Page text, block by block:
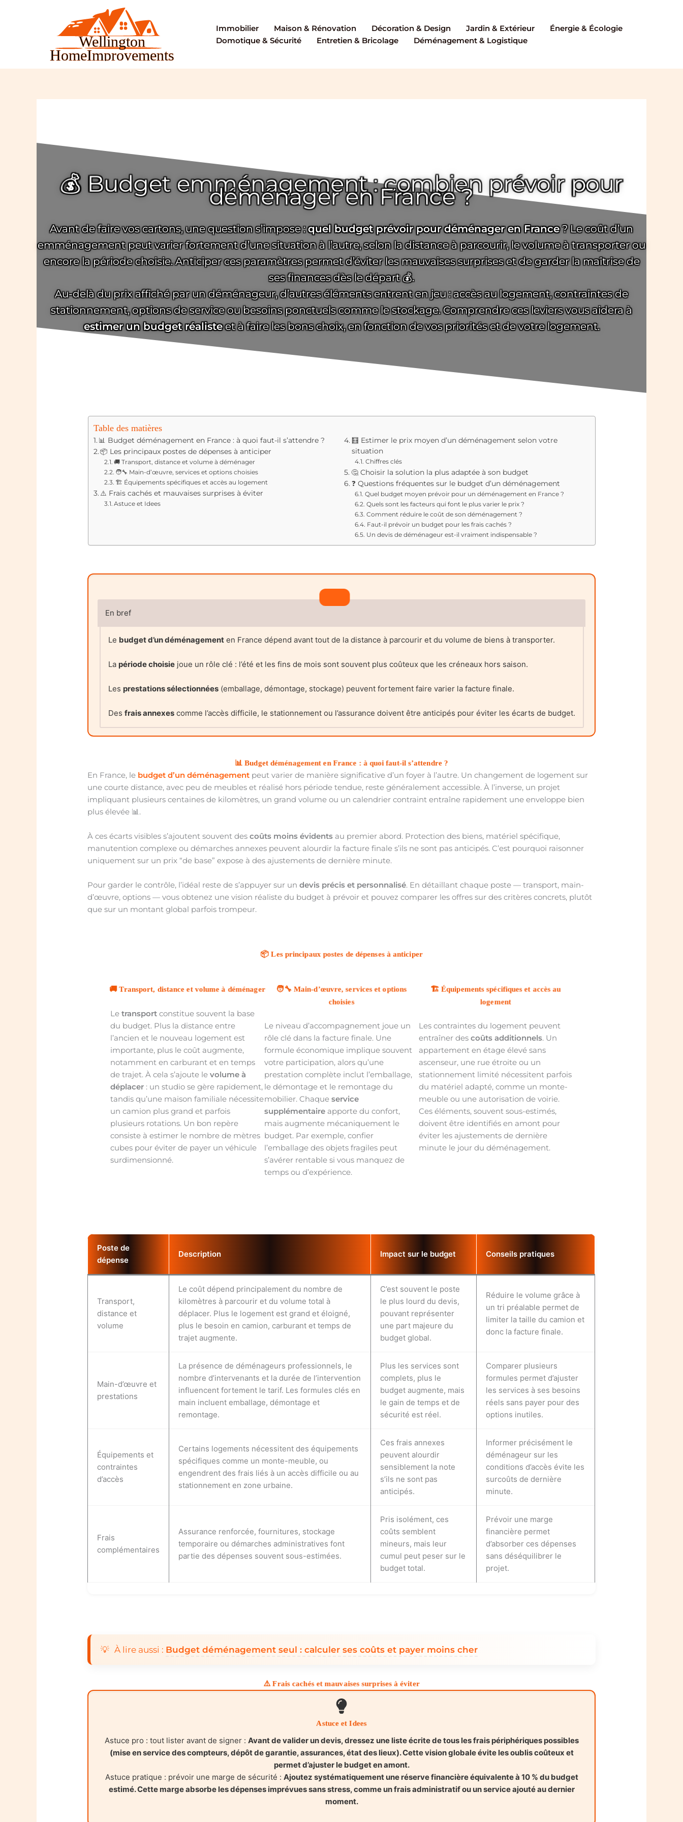
Immobilier Maison & Rénovation Décoration & Design Jardin & Extérieur
Énergie & Écologie
Domotique & Sécurité
Entretien & Bricolage Déménagement & Logistique
💰 Budget emménagement : combien prévoir pour
déménager en France ?
Avant de faire vos cartons, une question s’impose :quel budget prévoir pour déménager en France? Le coût d’un
emménagement peut varier fortement d’une situation à l’autre, selon la distance à parcourir, le volume à transporter ou
encore la période choisie. Anticiper ces paramètres permet d’éviter les mauvaises surprises et de garder la maîtrise de
ses finances dès le départ 💰.
Au-delà du prix affiché par un déménageur, d’autres éléments entrent en jeu : accès au logement, contraintes de
stationnement, options de service ou besoins ponctuels comme le stockage. Comprendre ces leviers vous aidera à
estimer un budget réalisteet à faire les bons choix, en fonction de vos priorités et de votre logement.
Table des matières
📊 Budget déménagement en France : à quoi faut-il s’attendre ?
📦 Les principaux postes de dépenses à anticiper
🚚 Transport, distance et volume à déménager
🧑‍🔧 Main-d’œuvre, services et options choisies
🏗️ Équipements spécifiques et accès au logement
⚠️ Frais cachés et mauvaises surprises à éviter
Astuce et Idees
🧮 Estimer le prix moyen d’un déménagement selon votre
situation
Chiffres clés
🤔 Choisir la solution la plus adaptée à son budget
❓ Questions fréquentes sur le budget d’un déménagement
Quel budget moyen prévoir pour un déménagement en France ?
Quels sont les facteurs qui font le plus varier le prix ?
Comment réduire le coût de son déménagement ?
Faut-il prévoir un budget pour les frais cachés ?
Un devis de déménageur est-il vraiment indispensable ?
En bref
Le budget d’un déménagementen France dépend avant tout de la distance à parcourir et du volume de biens à transporter.
La période choisiejoue un rôle clé : l’été et les fins de mois sont souvent plus coûteux que les créneaux hors saison.
Les prestations sélectionnées(emballage, démontage, stockage) peuvent fortement faire varier la facture finale.
Des frais annexescomme l’accès difficile, le stationnement ou l’assurance doivent être anticipés pour éviter les écarts de budget.
📊 Budget déménagement en France : à quoi faut-il s’attendre ?
En France, le budget d’un déménagement peut varier de manière significative d’un foyer à l’autre. Un changement de logement sur
une courte distance, avec peu de meubles et réalisé hors période tendue, reste généralement accessible. À l’inverse, un projet
impliquant plusieurs centaines de kilomètres, un grand volume ou un calendrier contraint entraîne rapidement une enveloppe bien
plus élevée 📊.
À ces écarts visibles s’ajoutent souvent descoûts moins évidents au premier abord. Protection des biens, matériel spécifique,
manutention complexe ou démarches annexes peuvent alourdir la facture finale s’ils ne sont pas anticipés. C’est pourquoi raisonner
uniquement sur un prix “de base” expose à des ajustements de dernière minute.
Pour garder le contrôle, l’idéal reste de s’appuyer sur undevis précis et personnalisé. En détaillant chaque poste — transport, main-
d’œuvre, options — vous obtenez une vision réaliste du budget à prévoir et pouvez comparer les offres sur des critères concrets, plutôt
que sur un montant global parfois trompeur.
📦 Les principaux postes de dépenses à anticiper
🚚 Transport, distance et volume à déménager
Letransport constitue souvent la base
du budget. Plus la distance entre
l’ancien et le nouveau logement est
importante, plus le coût augmente,
notamment en carburant et en temps
de trajet. À cela s’ajoute levolume à
déplacer : un studio se gère rapidement,
tandis qu’une maison familiale nécessite
un camion plus grand et parfois
plusieurs rotations. Un bon repère
consiste à estimer le nombre de mètres
cubes pour éviter de payer un véhicule
surdimensionné.
🧑‍🔧 Main-d’œuvre, services et options
choisies
Le niveau d’accompagnement joue un
rôle clé dans la facture finale. Une
formule économique implique souvent
votre participation, alors qu’une
prestation complète inclut l’emballage,
le démontage et le remontage du
mobilier. Chaqueservice
supplémentaire apporte du confort,
mais augmente mécaniquement le
budget. Par exemple, confier
l’emballage des objets fragiles peut
s’avérer rentable si vous manquez de
temps ou d’expérience.
🏗️ Équipements spécifiques et accès au
logement
Les contraintes du logement peuvent
entraîner des coûts additionnels. Un
appartement en étage élevé sans
ascenseur, une rue étroite ou un
stationnement limité nécessitent parfois
du matériel adapté, comme un monte-
meuble ou une autorisation de voirie.
Ces éléments, souvent sous-estimés,
doivent être identifiés en amont pour
éviter les ajustements de dernière
minute le jour du déménagement.
Poste de
dépense
Description Impact sur le budget Conseils pratiques
Transport,
distance et
volume
Le coût dépend principalement du nombre de
kilomètres à parcourir et du volume total à
déplacer. Plus le logement est grand et éloigné,
plus le besoin en camion, carburant et temps de
trajet augmente.
C’est souvent le poste
le plus lourd du devis,
pouvant représenter
une part majeure du
budget global.
Réduire le volume grâce à
un tri préalable permet de
limiter la taille du camion et
donc la facture finale.
Main-d’œuvre et
prestations
La présence de déménageurs professionnels, le
nombre d’intervenants et la durée de l’intervention
influencent fortement le tarif. Les formules clés en
main incluent emballage, démontage et
remontage.
Plus les services sont
complets, plus le
budget augmente, mais
le gain de temps et de
sécurité est réel.
Comparer plusieurs
formules permet d’ajuster
les services à ses besoins
réels sans payer pour des
options inutiles.
Équipements et
contraintes
d’accès
Certains logements nécessitent des équipements
spécifiques comme un monte-meuble, ou
engendrent des frais liés à un accès difficile ou au
stationnement en zone urbaine.
Ces frais annexes
peuvent alourdir
sensiblement la note
s’ils ne sont pas
anticipés.
Informer précisément le
déménageur sur les
conditions d’accès évite les
surcoûts de dernière
minute.
Frais
complémentaires
Assurance renforcée, fournitures, stockage
temporaire ou démarches administratives font
partie des dépenses souvent sous-estimées.
Pris isolément, ces
coûts semblent
mineurs, mais leur
cumul peut peser sur le
budget total.
Prévoir une marge
financière permet
d’absorber ces dépenses
sans déséquilibrer le
projet.
À lire aussi : Budget déménagement seul : calculer ses coûts et payer moins cher
⚠️ Frais cachés et mauvaises surprises à éviter
Astuce et Idees
Astuce pro : tout lister avant de signer : Avant de valider un devis, dressez une liste écrite de tous les frais périphériques possibles
(mise en service des compteurs, dépôt de garantie, assurances, état des lieux). Cette vision globale évite les oublis coûteux et
permet d’ajuster le budget en amont.
Astuce pratique : prévoir une marge de sécurité : Ajoutez systématiquement une réserve financière équivalente à 10 % du budget
estimé. Cette marge absorbe les dépenses imprévues sans stress, comme un frais administratif ou un service ajouté au dernier
moment.